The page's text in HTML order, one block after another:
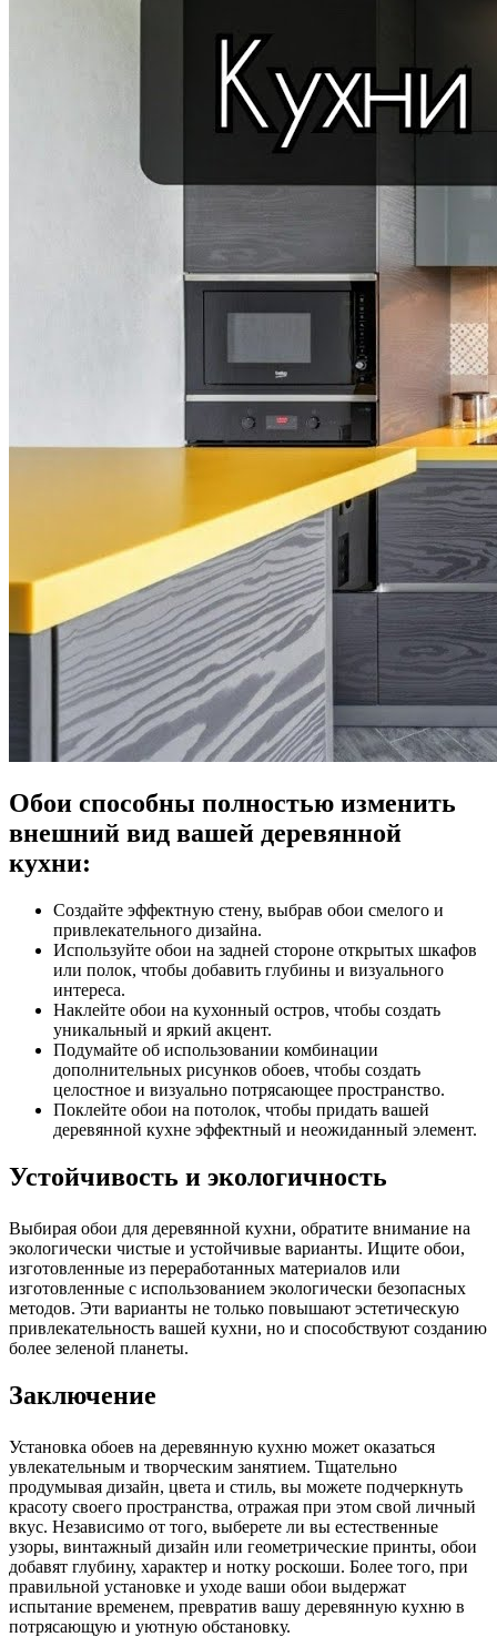
Обои способны полностью изменить
внешний вид вашей деревянной
кухни:
Создайте эффектную стену, выбрав обои смелого и
привлекательного дизайна.
Используйте обои на задней стороне открытых шкафов
или полок, чтобы добавить глубины и визуального
интереса.
Наклейте обои на кухонный остров, чтобы создать
уникальный и яркий акцент.
Подумайте об использовании комбинации
дополнительных рисунков обоев, чтобы создать
целостное и визуально потрясающее пространство.
Поклейте обои на потолок, чтобы придать вашей
деревянной кухне эффектный и неожиданный элемент.
Устойчивость и экологичность
Выбирая обои для деревянной кухни, обратите внимание на
экологически чистые и устойчивые варианты. Ищите обои,
изготовленные из переработанных материалов или
изготовленные с использованием экологически безопасных
методов. Эти варианты не только повышают эстетическую
привлекательность вашей кухни, но и способствуют созданию
более зеленой планеты.
Заключение
Установка обоев на деревянную кухню может оказаться
увлекательным и творческим занятием. Тщательно
продумывая дизайн, цвета и стиль, вы можете подчеркнуть
красоту своего пространства, отражая при этом свой личный
вкус. Независимо от того, выберете ли вы естественные
узоры, винтажный дизайн или геометрические принты, обои
добавят глубину, характер и нотку роскоши. Более того, при
правильной установке и уходе ваши обои выдержат
испытание временем, превратив вашу деревянную кухню в
потрясающую и уютную обстановку.